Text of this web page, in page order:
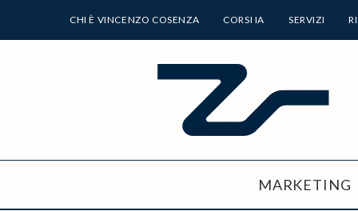
CHI È VINCENZO COSENZA CORSI IA SERVIZI
MARKETING